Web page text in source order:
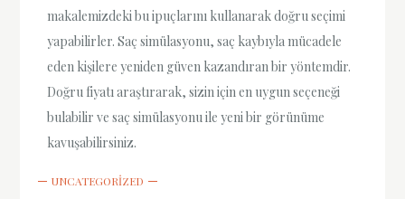
makalemizdeki bu ipuçlarını kullanarak doğru seçimi
yapabilirler. Saç simülasyonu, saç kaybıyla mücadele
eden kişilere yeniden güven kazandıran bir yöntemdir.
Doğru fiyatı araştırarak, sizin için en uygun seçeneği
bulabilir ve saç simülasyonu ile yeni bir görünüme
kavuşabilirsiniz.
UNCATEGORIZED